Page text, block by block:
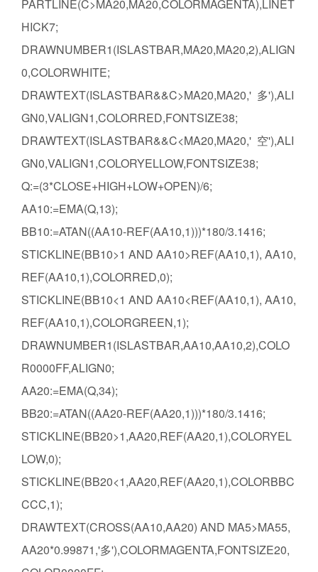
PARTLINE(C>MA20,MA20,COLORMAGENTA),LINET
HICK7;
DRAWNUMBER1(ISLASTBAR,MA20,MA20,2),ALIGN
0,COLORWHITE;
DRAWTEXT(ISLASTBAR&&C>MA20,MA20,' 多'),ALI
GN0,VALIGN1,COLORRED,FONTSIZE38;
DRAWTEXT(ISLASTBAR&&C<MA20,MA20,' 空'),ALI
GN0,VALIGN1,COLORYELLOW,FONTSIZE38;
Q:=(3*CLOSE+HIGH+LOW+OPEN)/6;
AA10:=EMA(Q,13);
BB10:=ATAN((AA10-REF(AA10,1)))*180/3.1416;
STICKLINE(BB10>1 AND AA10>REF(AA10,1), AA10,
REF(AA10,1),COLORRED,0);
STICKLINE(BB10<1 AND AA10<REF(AA10,1), AA10,
REF(AA10,1),COLORGREEN,1);
DRAWNUMBER1(ISLASTBAR,AA10,AA10,2),COLO
R0000FF,ALIGN0;
AA20:=EMA(Q,34);
BB20:=ATAN((AA20-REF(AA20,1)))*180/3.1416;
STICKLINE(BB20>1,AA20,REF(AA20,1),COLORYEL
LOW,0);
STICKLINE(BB20<1,AA20,REF(AA20,1),COLORBBC
CCC,1);
DRAWTEXT(CROSS(AA10,AA20) AND MA5>MA55,
AA20*0.99871,'多'),COLORMAGENTA,FONTSIZE20,